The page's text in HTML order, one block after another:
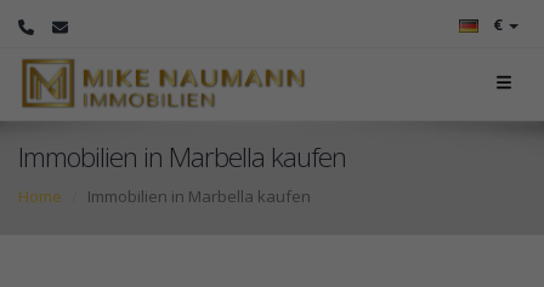
€
Immobilien in Marbella kaufen
Home Immobilien in Marbella kaufen